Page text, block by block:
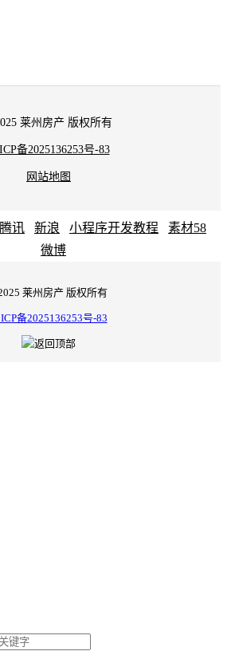
莱州房产 版权所有
备2025136253号-83
网站地图
腾讯 新浪 小程序开发教程
素材58
微博
莱州房产 版权所有
备2025136253号-83